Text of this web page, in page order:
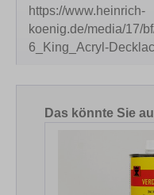
https://www.heinrich-
koenig.de/media/17/
6_King_Acryl-
Produktgalerie
Das könnte Sie